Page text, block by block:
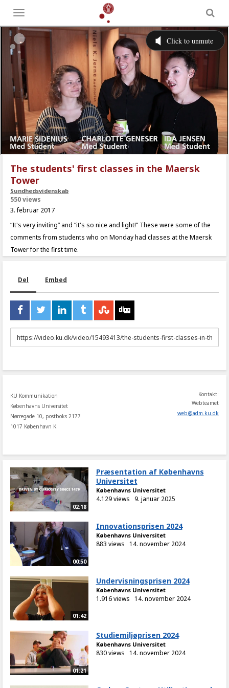
Toggle
menu
The students' first classes in the Maersk
Tower
Sundhedsvidenskab
550 views
3. februar 2017
“It's very inviting” and “it's so nice and light!” These were some of the
comments from students who on Monday had classes at the Maersk
Tower for the first time.
Del Embed
URL
to
KU Kommunikation
Københavns Universitet
Nørregade 10, postboks 2177
1017 København K
Kontakt:
Webteamet
web@adm.ku.dk
02:18
Præsentation af Københavns
Universitet
Københavns Universitet
4.129 views 9. januar 2025
00:50
Innovationsprisen 2024
Københavns Universitet
883 views 14. november 2024
01:42
Undervisningsprisen 2024
Københavns Universitet
1.916 views 14. november 2024
01:21
Studiemiljøprisen 2024
Københavns Universitet
830 views 14. november 2024